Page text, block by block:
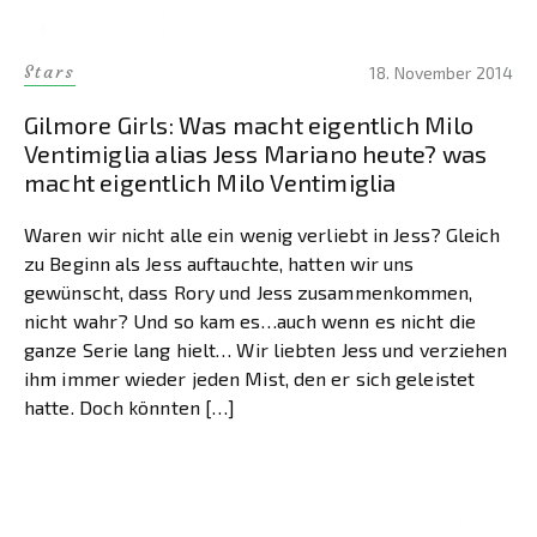
Stars 18. November 2014
Gilmore Girls: Was macht eigentlich Milo
Ventimiglia alias Jess Mariano heute? was
macht eigentlich Milo Ventimiglia
Waren wir nicht alle ein wenig verliebt in Jess? Gleich
zu Beginn als Jess auftauchte, hatten wir uns
gewünscht, dass Rory und Jess zusammenkommen,
nicht wahr? Und so kam es…auch wenn es nicht die
ganze Serie lang hielt… Wir liebten Jess und verziehen
ihm immer wieder jeden Mist, den er sich geleistet
hatte. Doch könnten […]